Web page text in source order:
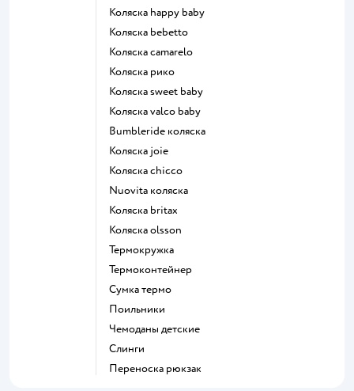
Коляска happy baby
Коляска bebetto
Коляска camarelo
Коляска рико
Коляска sweet baby
Коляска valco baby
Bumbleride коляска
Коляска joie
Коляска chicco
Nuovita коляска
Коляска britax
Коляска olsson
Термокружка
Термоконтейнер
Сумка термо
Поильники
Чемоданы детские
Слинги
Переноска рюкзак